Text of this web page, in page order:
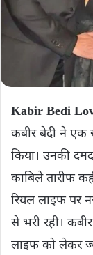
Kabir Bedi
कबीर बेदी ने
किया। उनकी
काबिले तारीफ
रियल लाइफ पर
से भरी रही।
लाइफ को लेकर